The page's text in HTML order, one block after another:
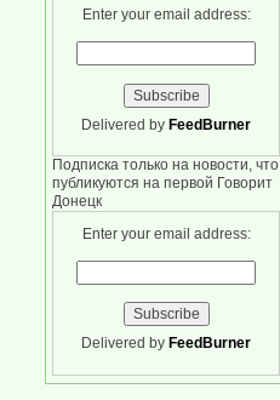
Enter your email address:
Delivered by FeedBurner
Подписка только на новости, что
публикуются на первой Говорит
Донецк
Enter your email address:
Delivered by FeedBurner